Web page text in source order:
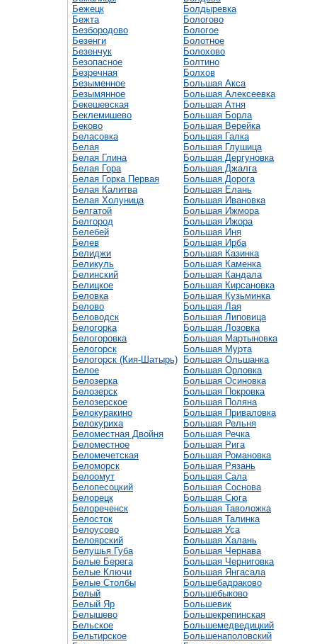
Бежецк
Бежта
Безбородово
Безенги
Безенчук
Безопасное
Безречная
Безыменное
Безымянное
Бекешевская
Беклемишево
Беково
Беласовка
Белая
Белая Глина
Белая Гора
Белая Горка Первая
Белая Калитва
Белая Холуница
Белгатой
Белгород
Белебей
Белев
Белиджи
Беликуль
Белинский
Белицкое
Беловка
Белово
Беловодск
Белогорка
Белогоровка
Белогорск
Белогорск (Кия-Шатырь)
Белое
Белозерка
Белозерск
Белозерское
Белокуракино
Белокуриха
Беломестная Двойня
Беломестное
Беломечетская
Беломорск
Белоомут
Белопесоцкий
Белорецк
Белореченск
Белосток
Белоусово
Белоярский
Белушья Губа
Белые Берега
Белые Ключи
Белые Столбы
Белый
Белый Яр
Белышево
Бельское
Бельтирское
Болдыревка
Бологово
Бологое
Болотное
Болохово
Болтино
Болхов
Большая Акса
Большая Алексеевка
Большая Атня
Большая Борла
Большая Верейка
Большая Галка
Большая Глушица
Большая Дергуновка
Большая Джалга
Большая Дорога
Большая Елань
Большая Ивановка
Большая Ижмора
Большая Ижора
Большая Иня
Большая Ирба
Большая Казинка
Большая Каменка
Большая Кандала
Большая Кирсановка
Большая Кузьминка
Большая Лая
Большая Липовица
Большая Лозовка
Большая Мартыновка
Большая Мурта
Большая Ольшанка
Большая Орловка
Большая Осиновка
Большая Покровка
Большая Поляна
Большая Приваловка
Большая Рельня
Большая Речка
Большая Рига
Большая Романовка
Большая Рязань
Большая Сала
Большая Соснова
Большая Сюга
Большая Таволожка
Большая Талинка
Большая Уса
Большая Халань
Большая Чернава
Большая Черниговка
Большая Янгасала
Большебадраково
Большебыково
Большевик
Большекрепинская
Большемедведицкий
Большенаполовский